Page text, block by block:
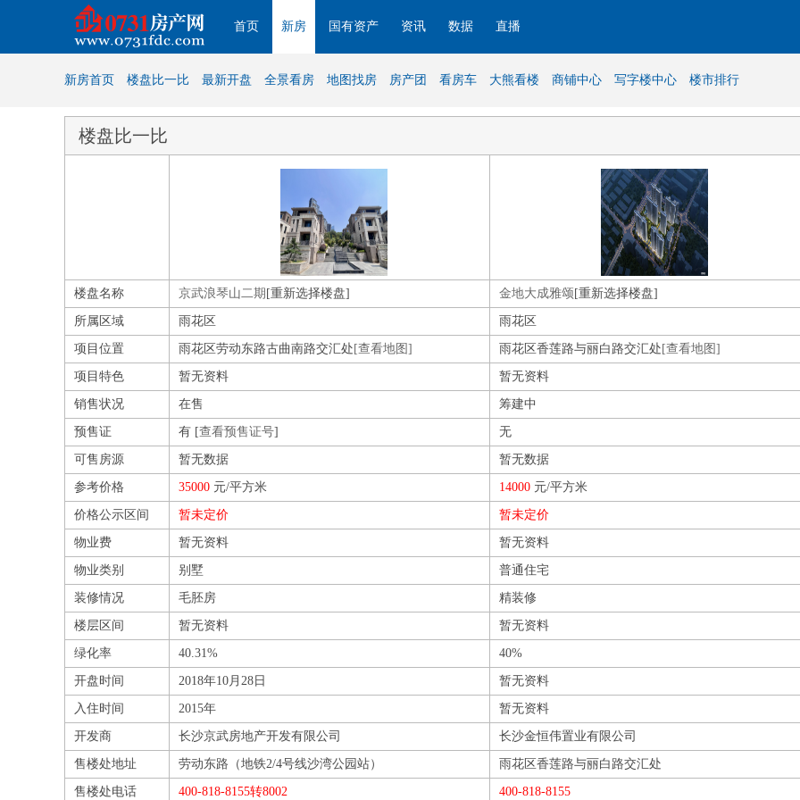
首页 新房 国有资产 资讯 数据 直播
新房首页 楼盘比一比 最新开盘 全景看房 地图找房 房产团 看房车 大熊看楼 商铺中心 写字楼中心 楼市排行
楼盘比一比
楼盘名称
所属区域
项目位置
项目特色
销售状况
预售证
可售房源
参考价格
价格公示区间
物业费
物业类别
装修情况
楼层区间
绿化率
开盘时间
入住时间
开发商
售楼处地址
售楼处电话
京武浪琴山二期 [重新选择楼盘]
雨花区
雨花区劳动东路古曲南路交汇处 [查看地图]
暂无资料
在售
有 [查看预售证号]
暂无数据
35000 元/平方米
暂未定价
暂无资料
别墅
毛胚房
暂无资料
40.31%
2018年10月28日
2015年
长沙京武房地产开发有限公司
劳动东路（地铁2/4号线沙湾公园站）
400-818-8155转8002
金地大成雅颂 [重新选择楼盘]
雨花区
雨花区香莲路与丽白路交汇处 [查看地图]
暂无资料
筹建中
无
暂无数据
14000 元/平方米
暂未定价
暂无资料
普通住宅
精装修
暂无资料
40%
暂无资料
暂无资料
长沙金恒伟置业有限公司
雨花区香莲路与丽白路交汇处
400-818-8155